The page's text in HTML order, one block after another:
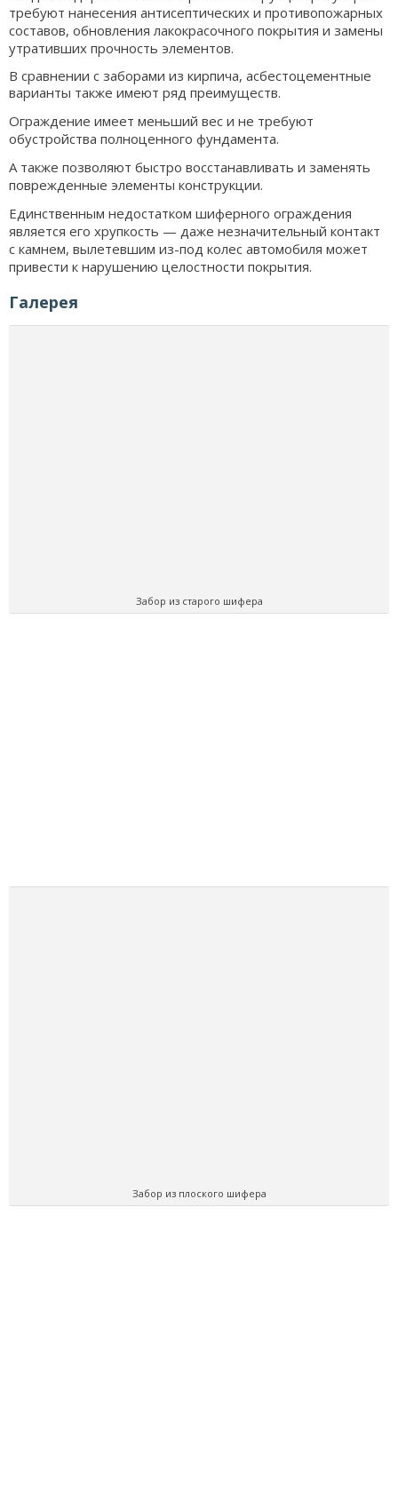
требуют нанесения антисептических и противопожарных
составов, обновления лакокрасочного покрытия и замены
утративших прочность элементов.
В сравнении с заборами из кирпича, асбестоцементные
варианты также имеют ряд преимуществ.
Ограждение имеет меньший вес и не требуют
обустройства полноценного фундамента.
А также позволяют быстро восстанавливать и заменять
поврежденные элементы конструкции.
Единственным недостатком шиферного ограждения
является его хрупкость — даже незначительный контакт
с камнем, вылетевшим из-под колес автомобиля может
привести к нарушению целостности покрытия.
Галерея
Забор из старого шифера
Забор из плоского шифера